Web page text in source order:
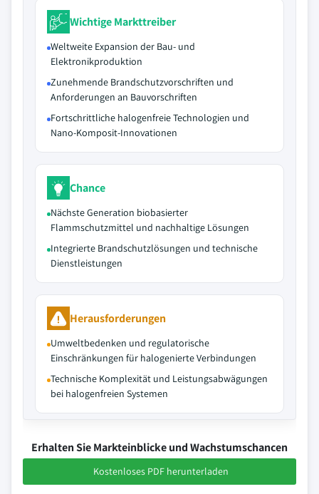
Wichtige Markttreiber
Weltweite Expansion der Bau- und
Elektronikproduktion
Zunehmende Brandschutzvorschriften und
Anforderungen an Bauvorschriften
Fortschrittliche halogenfreie Technologien und
Nano-Komposit-Innovationen
Chance
Nächste Generation biobasierter
Flammschutzmittel und nachhaltige Lösungen
Integrierte Brandschutzlösungen und technische
Dienstleistungen
Herausforderungen
Umweltbedenken und regulatorische
Einschränkungen für halogenierte Verbindungen
Technische Komplexität und Leistungsabwägungen
bei halogenfreien Systemen
Erhalten Sie Markteinblicke und Wachstumschancen
Kostenloses PDF herunterladen